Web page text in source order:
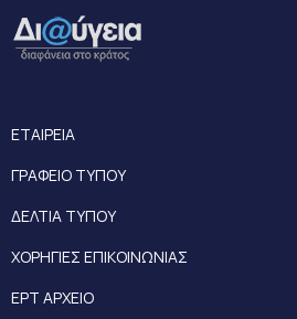
ΕΤΑΙΡΕΙΑ
ΓΡΑΦΕΙΟ ΤΥΠΟΥ
ΔΕΛΤΙΑ ΤΥΠΟΥ
ΧΟΡΗΓΙΕΣ ΕΠΙΚΟΙΝΩΝΙΑΣ
ΕΡΤ ΑΡΧΕΙΟ